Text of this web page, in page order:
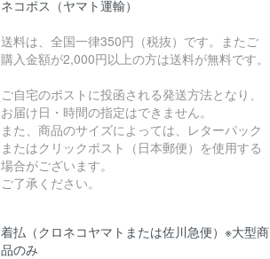
ネコポス（ヤマト運輸）
送料は、全国一律350円（税抜）です。またご
購入金額が2,000円以上の方は送料が無料です。
ご自宅のポストに投函される発送方法となり、
お届け日・時間の指定はできません。
また、商品のサイズによっては、レターパック
またはクリックポスト（日本郵便）を使用する
場合がございます。
ご了承ください。
着払（クロネコヤマトまたは佐川急便）※大型商
品のみ